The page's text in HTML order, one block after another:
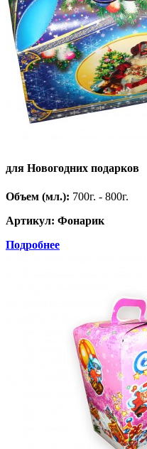
для Новогодних подарков
Объем (мл.): 700г. - 800г.
Артикул: Фонарик
Подробнее